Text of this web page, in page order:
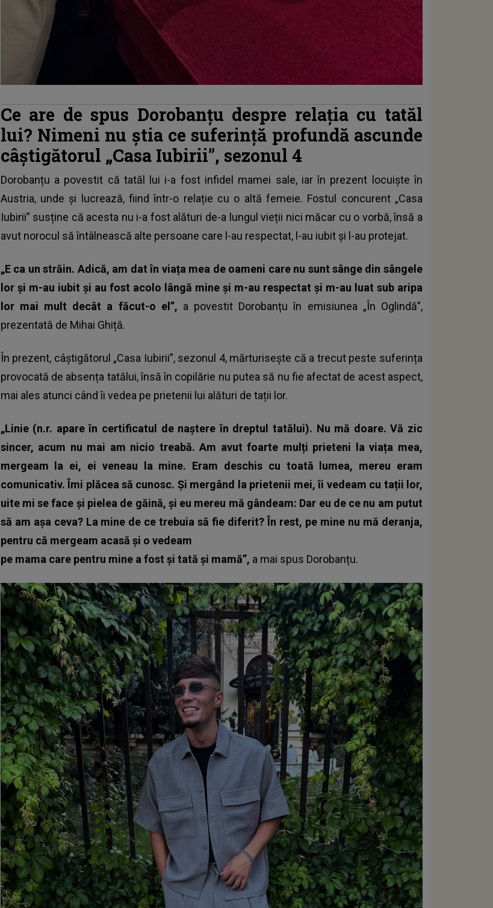
Ce are de spus Dorobanțu despre relația cu tatăl
lui? Nimeni nu știa ce suferință profundă ascunde
câștigătorul „Casa Iubirii”, sezonul 4
Dorobanțu a povestit că tatăl lui i-a fost infidel mamei sale, iar în prezent locuiște în
Austria, unde și lucrează, fiind într-o relație cu o altă femeie. Fostul concurent „Casa
Iubirii” susține că acesta nu i-a fost alături de-a lungul vieții nici măcar cu o vorbă, însă a
avut norocul să întâlnească alte persoane care l-au respectat, l-au iubit și l-au protejat.
„E ca un străin. Adică, am dat în viața mea de oameni care nu sunt sânge din sângele
lor și m-au iubit și au fost acolo lângă mine și m-au respectat și m-au luat sub aripa
lor mai mult decât a făcut-o el”, a povestit Dorobanțu în emisiunea „În Oglindă”,
prezentată de Mihai Ghiță.
În prezent, câștigătorul „Casa Iubirii”, sezonul 4, mărturisește că a trecut peste suferința
provocată de absența tatălui, însă în copilărie nu putea să nu fie afectat de acest aspect,
mai ales atunci când îi vedea pe prietenii lui alături de tații lor.
„Linie (n.r. apare în certificatul de naștere în dreptul tatălui). Nu mă doare. Vă zic
sincer, acum nu mai am nicio treabă. Am avut foarte mulți prieteni la viața mea,
mergeam la ei, ei veneau la mine. Eram deschis cu toată lumea, mereu eram
comunicativ. Îmi plăcea să cunosc. Și mergând la prietenii mei, îi vedeam cu tații lor,
uite mi se face și pielea de găină, și eu mereu mă gândeam: Dar eu de ce nu am putut
să am așa ceva? La mine de ce trebuia să fie diferit? În rest, pe mine nu mă deranja,
pentru că mergeam acasă și o vedeam
pe mama care pentru mine a fost și tată și mamă”, a mai spus Dorobanțu.